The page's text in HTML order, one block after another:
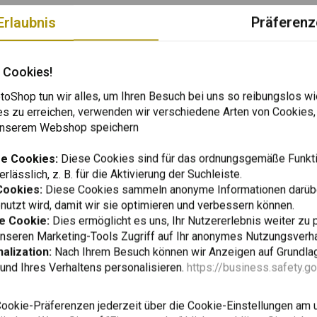
zum Ducati DesertX-Schaltnetzteil über den 2-poligen
Leuchten, Rückfahrscheinwerfer oder anderes Zubehör,
an der Ducati DesertX
der Windschutzscheibe in der Nähe des
zu schaffen
wird
In den
DENALI
Tieftonhorn
€45,94
tun wir alles, um Ihren Besuch bei uns so reibungslos
zu erreichen, verwenden wir verschiedene Arten von
Webshop speichern
Cookies: Diese Cookies sind für das ordnungsgemäße
z. B. für die Aktivierung der Suchleiste.
Diese Cookies sammeln anonyme Informationen
wird, damit wir sie optimieren und verbessern können.
Cookie: Dies ermöglicht es uns, Ihr Nutzererlebnis weiter zu
Marketing-Tools Zugriff auf Ihr anonymes
Nach Ihrem Besuch können wir Anzeigen auf
Ihres Verhaltens personalisieren. https://
Präferenzen jederzeit über die Cookie-Einstellungen am